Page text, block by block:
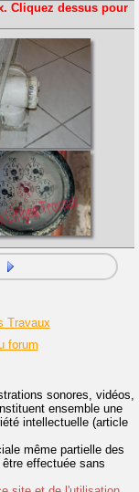
Cliquez dessus pour
Travaux
forum
sonores, vidéos,
ensemble une
intellectuelle (article
même partielle des
effectuée sans